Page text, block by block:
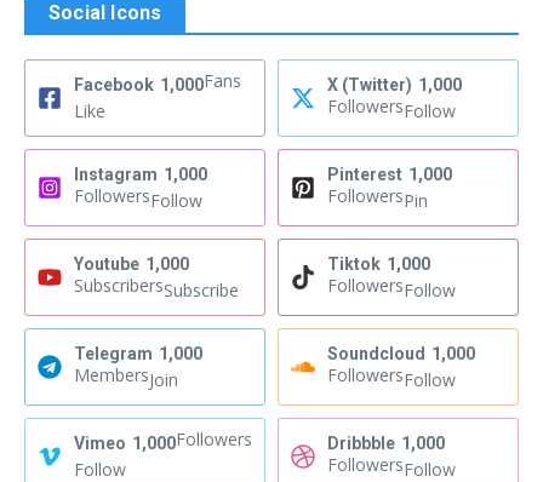
Social Icons
Facebook 1,000Fans
Like
X (Twitter) 1,000
FollowersFollow
Instagram 1,000
FollowersFollow
Pinterest 1,000
FollowersPin
Youtube 1,000
SubscribersSubscribe
Tiktok 1,000
FollowersFollow
Telegram 1,000
MembersJoin
Soundcloud 1,000
FollowersFollow
Vimeo 1,000Followers
Follow
Dribbble 1,000
FollowersFollow